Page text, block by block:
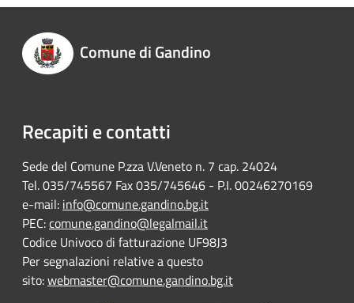
Comune di Gandino
Recapiti e contatti
Sede del Comune P.zza V.Veneto n. 7 cap. 24024
Tel. 035/745567 Fax 035/745646 - P.I. 00246270169
e-mail: info@comune.gandino.bg.it
PEC:comune.gandino@legalmail.it
Codice Univoco di fatturazione UF98J3
Per segnalazioni relative a questo
sito:webmaster@comune.gandino.bg.it